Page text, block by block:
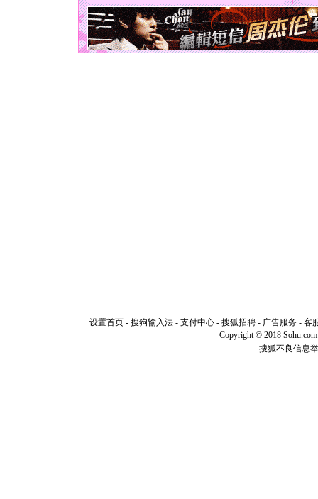
天都要快
[圣诞节]
如意,快
[元旦]看
断电。爱
设置首页- 搜狗输入法- 支付中心- 搜狐招聘- 广告服务- 客
Copyright © 2018
搜狐不良信息